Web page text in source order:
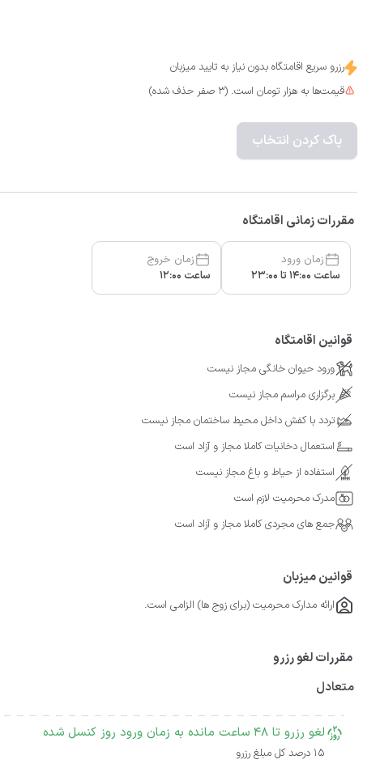
رزرو سریع اقامتگاه بدون نیاز به تایید میزبان
قیمت‌ها به هزار تومان است. (3 صفر حذف شده)
پاک کردن انتخاب
مقررات زمانی اقامتگاه
زمان ورود
ساعت 14:00 تا 23:00
زمان خروج
ساعت 12:00
قوانین اقامتگاه
ورود حیوان خانگی مجاز نیست
برگزاری مراسم مجاز نیست
تردد با کفش داخل محیط ساختمان مجاز نیست
استعمال دخانیات کاملا مجاز و آزاد است
استفاده از حیاط و باغ مجاز نیست
مدرک محرمیت لازم است
جمع های مجردی کاملا مجاز و آزاد است
قوانین میزبان
ارائه مدارک محرمیت (برای زوج ها) الزامی است.
مقررات لغو رزرو
متعادل
لغو رزرو تا 48 ساعت مانده به زمان ورود روز کنسل شده
15 درصد کل مبلغ رزرو